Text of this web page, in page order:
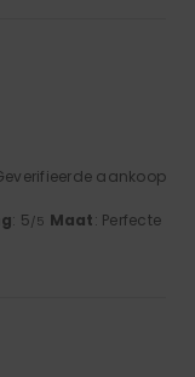
aankoop
: 5/5 Maat: Perfecte